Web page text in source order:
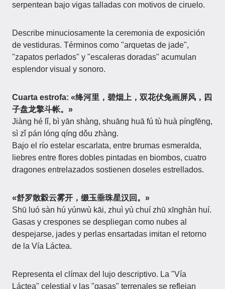
serpentean bajo vigas talladas con motivos de ciruelo.
Describe minuciosamente la ceremonia de exposición
de vestiduras. Términos como "arquetas de jade",
"zapatos perlados" y "escaleras doradas" acumulan
esplendor visual y sonoro.
Cuarta estrofa: «绛河里，碧烟上，双花伏兔画屏风，四
子盘龙擎斗帐。»
Jiàng hé lǐ, bì yān shàng, shuāng huā fú tù huà píngfēng,
sì zǐ pán lóng qíng dǒu zhàng.
Bajo el río estelar escarlata, entre brumas esmeralda,
liebres entre flores dobles pintadas en biombos, cuatro
dragones entrelazados sostienen doseles estrellados.
«舒罗散縠云雾开，缀玉垂珠星汉回。»
Shū luó sàn hú yúnwù kāi, zhuì yù chuí zhū xīnghàn huí.
Gasas y crespones se despliegan como nubes al
despejarse, jades y perlas ensartadas imitan el retorno
de la Vía Láctea.
Representa el clímax del lujo descriptivo. La "Vía
Láctea" celestial y las "gasas" terrenales se reflejan